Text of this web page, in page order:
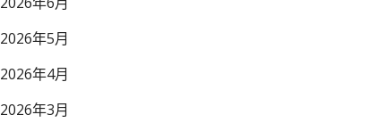
2026年5月
2026年4月
2026年3月